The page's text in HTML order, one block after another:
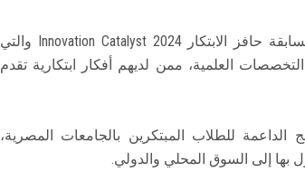
يسر صندوق رعاية المبتكرين والنوابغ الإعلان عن انطلاق مسابقة حافز الابتكار Innovation Catalyst 2024 والتي
العلمية، ممن لديهم أفكار ابتكارية تقدم
للطلاب المبتكرين بالجامعات المصرية،
بها إلى السوق المحلي والدولي.